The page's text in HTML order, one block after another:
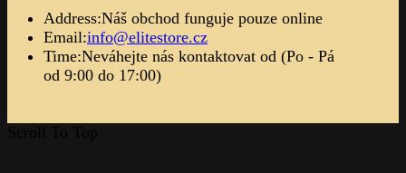
Address:Náš obchod funguje pouze online
Email:info@elitestore.cz
Time:Neváhejte nás kontaktovat od (Po - Pá
od 9:00 do 17:00)